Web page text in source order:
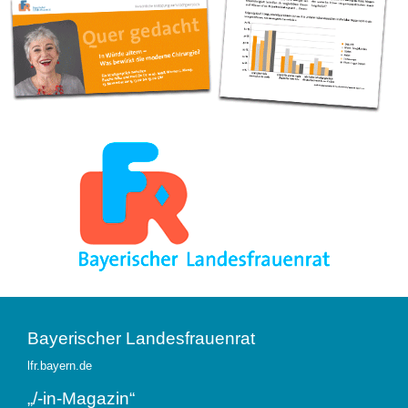
Bayerischer Landesfrauenrat
lfr.bayern.de
„/-in-Magazin“